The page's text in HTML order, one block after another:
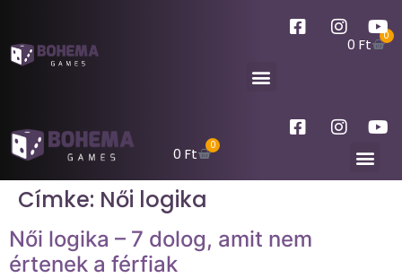
0 Ft 0
0Ft 0
Címke: Női logika
Női logika – 7 dolog, amit nem
értenek a férfiak